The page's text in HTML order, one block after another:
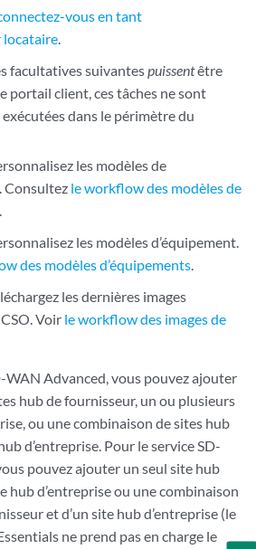
vous en tant
locataire.
facultatives suivantespuissentêtre
portail client, ces tâches ne sont
dans le périmètre du
les modèles de
Consultez le workflow des modèles de
.
les modèles d’équipement.
des modèles d’équipements.
les dernières images
Voir le workflow des images de
WAN Advanced, vous pouvez ajouter
hub de fournisseur, un ou plusieurs
ou une combinaison de sites hub
d’entreprise. Pour le service SD-
pouvez ajouter un seul site hub
hub d’entreprise ou une combinaison
et d’un site hub d’entreprise (le
ne prend pas en charge le